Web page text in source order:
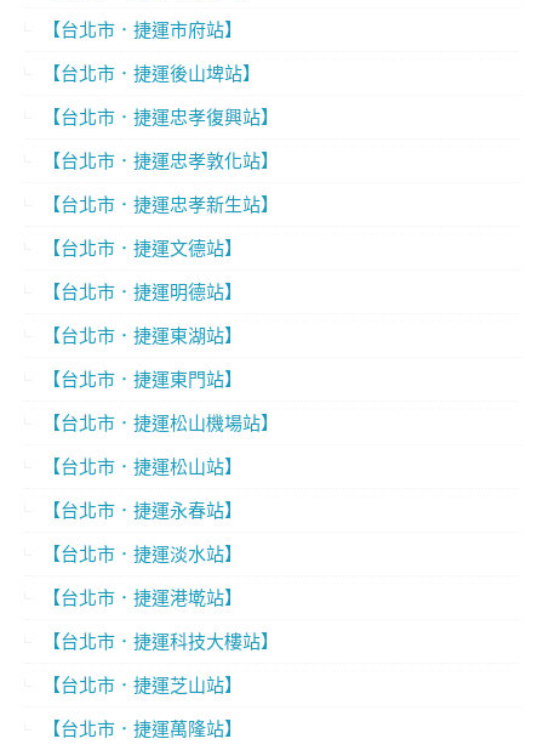
【台北市．捷運市府站】
【台北市．捷運後山埤站】
【台北市．捷運忠孝復興站】
【台北市．捷運忠孝敦化站】
【台北市．捷運忠孝新生站】
【台北市．捷運文德站】
【台北市．捷運明德站】
【台北市．捷運東湖站】
【台北市．捷運東門站】
【台北市．捷運松山機場站】
【台北市．捷運松山站】
【台北市．捷運永春站】
【台北市．捷運淡水站】
【台北市．捷運港墘站】
【台北市．捷運科技大樓站】
【台北市．捷運芝山站】
【台北市．捷運萬隆站】